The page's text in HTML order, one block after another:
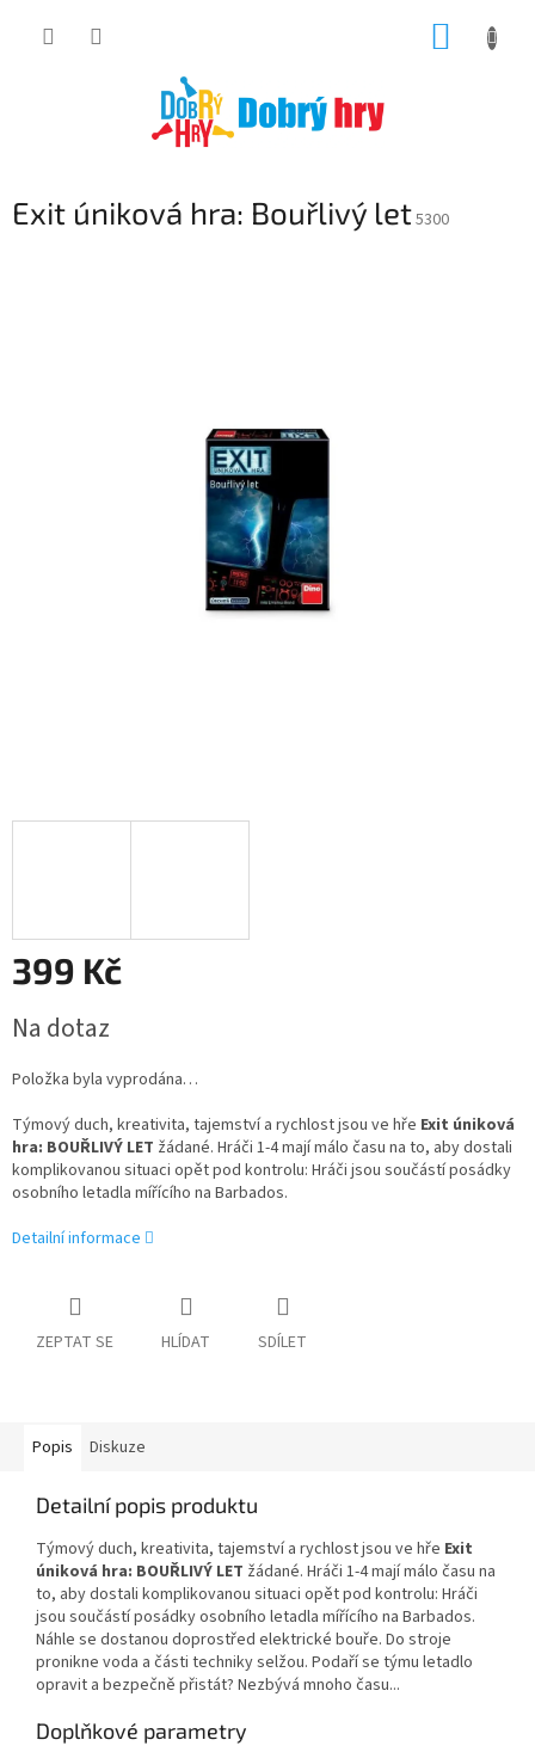
Exit úniková hra: Bouřlivý let5300
399 Kč
cena:
Na dotaz
Položka byla vyprodána…
Týmový duch, kreativita, tajemství a rychlost jsou ve hře Exit úniková
hra: BOUŘLIVÝ LET žádané. Hráči 1-4 mají málo času na to, aby dostali
komplikovanou situaci opět pod kontrolu: Hráči jsou součástí posádky
osobního letadla mířícího na Barbados.
Detailní informace
ZEPTAT SE HLÍDAT SDÍLET
Popis Diskuze
Detailní popis produktu
Týmový duch, kreativita, tajemství a rychlost jsou ve hře Exit
úniková hra: BOUŘLIVÝ LET žádané. Hráči 1-4 mají málo času na
to, aby dostali komplikovanou situaci opět pod kontrolu: Hráči
jsou součástí posádky osobního letadla mířícího na Barbados.
Náhle se dostanou doprostřed elektrické bouře. Do stroje
pronikne voda a části techniky selžou. Podaří se týmu letadlo
opravit a bezpečně přistát? Nezbývá mnoho času...
Doplňkové parametry